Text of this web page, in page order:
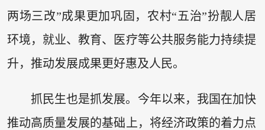
两场三改”成果更加巩固，农村“五治”扮靓人居
环境，就业、教育、医疗等公共服务能力持续提
升，推动发展成果更好惠及人民。
抓民生也是抓发展。今年以来，我国在加快
推动高质量发展的基础上，将经济政策的着力点